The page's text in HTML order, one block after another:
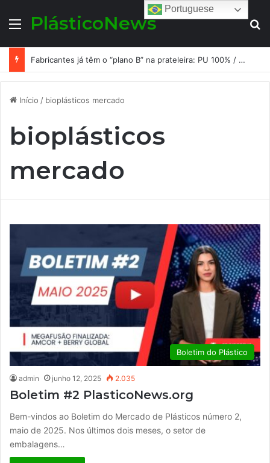
MenuPlásticoNews
Fabricantes já têm o “plano B” na prateleira: PU 100% / NC-free existe, mas ainda é pouco usado: a hora é transformar isso em projeto de resiliência
Início / bioplásticos mercado
bioplásticos
mercado
Boletim do Plástico
admin junho 12, 2025 2.035
Boletim #2 PlasticoNews.org
Bem-vindos ao Boletim do Mercado de Plásticos número 2,
maio de 2025. Nos últimos dois meses, o setor de
embalagens…
Portuguese